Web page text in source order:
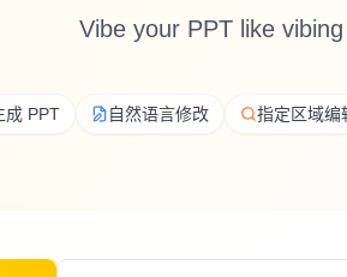
Vibe your PPT like
成 PPT 自然语言修改 指定区域编